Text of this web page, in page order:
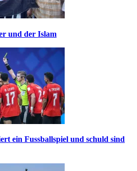
und der Islam
ein Fussballspiel und schuld sind